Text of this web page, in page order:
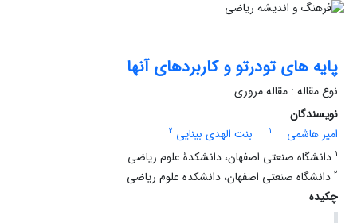
پایه های تودرتو و کاربردهای آنها
نوع مقاله : مقاله مروری
نویسندگان
امیر هاشمی
1 بنت الهدی بینایی 2
1 دانشگاه صنعتی اصفهان، دانشکدۀ علوم ریاضی
2 دانشگاه صنعتی اصفهان، دانشکده علوم ریاضی
چکیده